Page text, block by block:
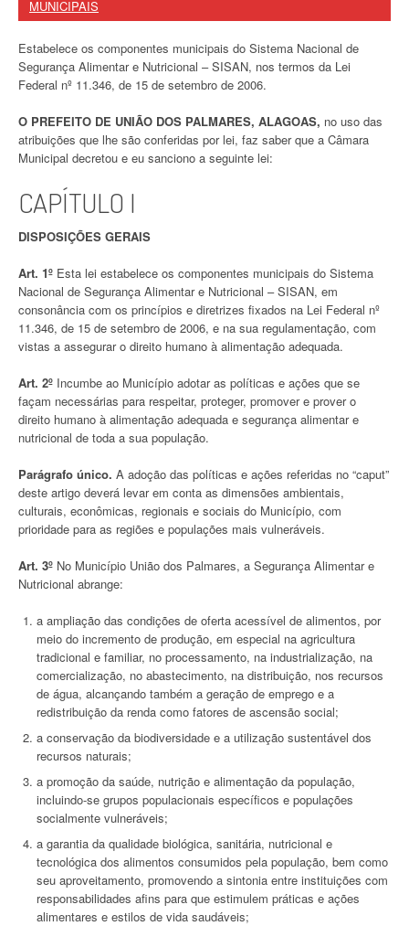
MUNICIPAIS
Estabelece os componentes municipais do Sistema Nacional de
Segurança Alimentar e Nutricional – SISAN, nos termos da Lei
Federal nº 11.346, de 15 de setembro de 2006.
O PREFEITO DE UNIÃO DOS PALMARES, ALAGOAS, no uso das
atribuições que lhe são conferidas por lei, faz saber que a Câmara
Municipal decretou e eu sanciono a seguinte lei:
CAPÍTULO I
DISPOSIÇÕES GERAIS
Art. 1º Esta lei estabelece os componentes municipais do Sistema
Nacional de Segurança Alimentar e Nutricional – SISAN, em
consonância com os princípios e diretrizes fixados na Lei Federal nº
11.346, de 15 de setembro de 2006, e na sua regulamentação, com
vistas a assegurar o direito humano à alimentação adequada.
Art. 2º Incumbe ao Município adotar as políticas e ações que se
façam necessárias para respeitar, proteger, promover e prover o
direito humano à alimentação adequada e segurança alimentar e
nutricional de toda a sua população.
Parágrafo único. A adoção das políticas e ações referidas no “caput”
deste artigo deverá levar em conta as dimensões ambientais,
culturais, econômicas, regionais e sociais do Município, com
prioridade para as regiões e populações mais vulneráveis.
Art. 3º No Município União dos Palmares, a Segurança Alimentar e
Nutricional abrange:
a ampliação das condições de oferta acessível de alimentos, por
meio do incremento de produção, em especial na agricultura
tradicional e familiar, no processamento, na industrialização, na
comercialização, no abastecimento, na distribuição, nos recursos
de água, alcançando também a geração de emprego e a
redistribuição da renda como fatores de ascensão social;
a conservação da biodiversidade e a utilização sustentável dos
recursos naturais;
a promoção da saúde, nutrição e alimentação da população,
incluindo-se grupos populacionais específicos e populações
socialmente vulneráveis;
a garantia da qualidade biológica, sanitária, nutricional e
tecnológica dos alimentos consumidos pela população, bem como
seu aproveitamento, promovendo a sintonia entre instituições com
responsabilidades afins para que estimulem práticas e ações
alimentares e estilos de vida saudáveis;